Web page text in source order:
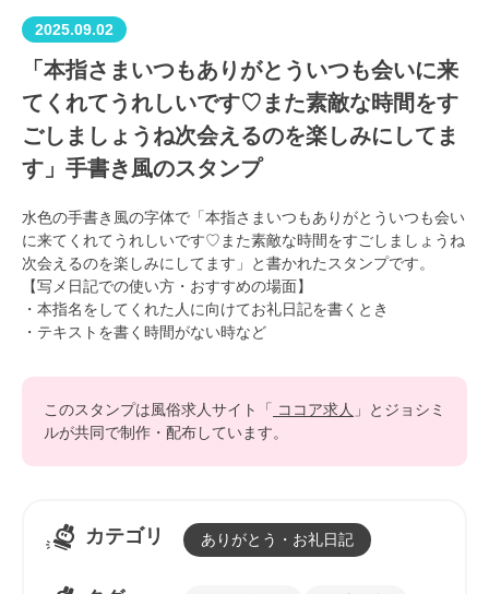
2025.09.02
「本指さまいつもありがとういつも会いに来
てくれてうれしいです♡また素敵な時間をす
ごしましょうね次会えるのを楽しみにしてま
す」手書き風のスタンプ
水色の手書き風の字体で「本指さまいつもありがとういつも会い
に来てくれてうれしいです♡また素敵な時間をすごしましょうね
次会えるのを楽しみにしてます」と書かれたスタンプです。
【写メ日記での使い方・おすすめの場面】
・本指名をしてくれた人に向けてお礼日記を書くとき
・テキストを書く時間がない時など
このスタンプは風俗求人サイト「 ココア求人 」とジョシミ
ルが共同で制作・配布しています。
カテゴリ ありがとう・お礼日記